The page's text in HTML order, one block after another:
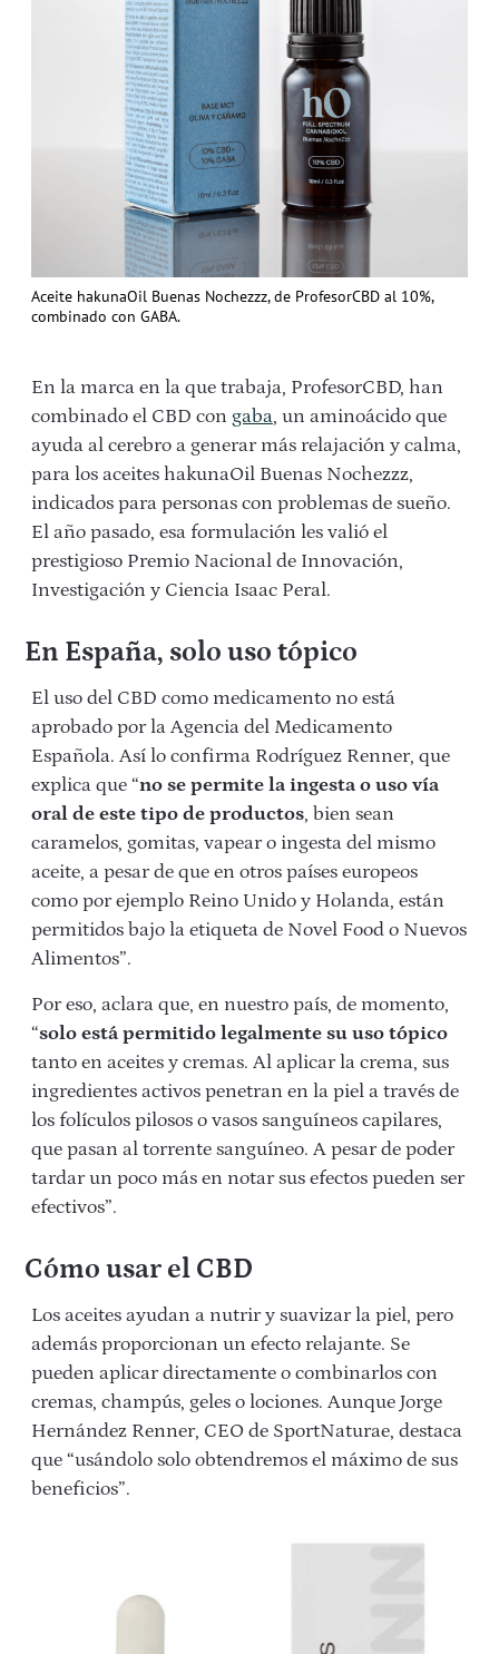
Aceite hakunaOil Buenas Nochezzz, de ProfesorCBD al 10%,
combinado con GABA.
En la marca en la que trabaja, ProfesorCBD, han
combinado el CBD con gaba, un aminoácido que
ayuda al cerebro a generar más relajación y calma,
para los aceites hakunaOil Buenas Nochezzz,
indicados para personas con problemas de sueño.
El año pasado, esa formulación les valió el
prestigioso Premio Nacional de Innovación,
Investigación y Ciencia Isaac Peral.
En España, solo uso tópico
El uso del CBD como medicamento no está
aprobado por la Agencia del Medicamento
Española. Así lo confirma Rodríguez Renner, que
explica que “no se permite la ingesta o uso vía
oral de este tipo de productos, bien sean
caramelos, gomitas, vapear o ingesta del mismo
aceite, a pesar de que en otros países europeos
como por ejemplo Reino Unido y Holanda, están
permitidos bajo la etiqueta de Novel Food o Nuevos
Alimentos”.
Por eso, aclara que, en nuestro país, de momento,
“solo está permitido legalmente su uso tópico
tanto en aceites y cremas. Al aplicar la crema, sus
ingredientes activos penetran en la piel a través de
los folículos pilosos o vasos sanguíneos capilares,
que pasan al torrente sanguíneo. A pesar de poder
tardar un poco más en notar sus efectos pueden ser
efectivos”.
Cómo usar el CBD
Los aceites ayudan a nutrir y suavizar la piel, pero
además proporcionan un efecto relajante. Se
pueden aplicar directamente o combinarlos con
cremas, champús, geles o lociones. Aunque Jorge
Hernández Renner, CEO de SportNaturae, destaca
que “usándolo solo obtendremos el máximo de sus
beneficios”.